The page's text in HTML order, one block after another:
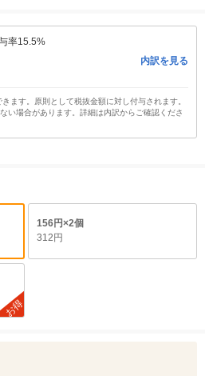
率15.5%
内訳を見る
ます。原則として税抜金額に対し付与されます。
い場合があります。詳細は内訳からご確認くださ
156円×2個
312円
お得